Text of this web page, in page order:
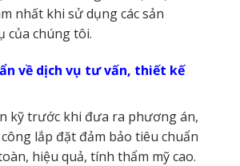
nhất khi sử dụng các sản
của chúng tôi.
về dịch vụ tư vấn, thiết kế
kỹ trước khi đưa ra phương án,
lắp đặt đảm bảo tiêu chuẩn
hiệu quả, tính thẩm mỹ cao.